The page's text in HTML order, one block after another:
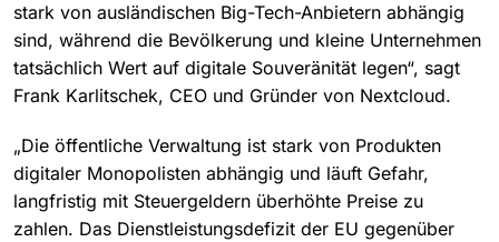
stark von ausländischen Big-Tech-Anbietern abhängig
sind, während die Bevölkerung und kleine Unternehmen
tatsächlich Wert auf digitale Souveränität legen“, sagt
Frank Karlitschek, CEO und Gründer von Nextcloud.
„Die öffentliche Verwaltung ist stark von Produkten
digitaler Monopolisten abhängig und läuft Gefahr,
langfristig mit Steuergeldern überhöhte Preise zu
zahlen. Das Dienstleistungsdefizit der EU gegenüber